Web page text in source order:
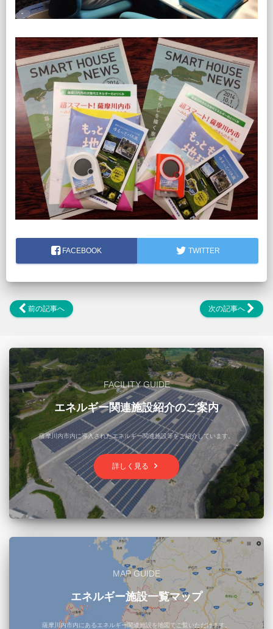
FACEBOOK TWITTER
前の記事へ 次の記事へ
FACILITY GUIDE
エネルギー関連施設紹介のご案内
薩摩川内市内に導入されたエネルギー関連施設等をご紹介しています。
詳しく見る keyboard_arrow_right
MAP GUIDE
エネルギー施設一覧マップ
薩摩川内市内にあるエネルギー関連施設を地図でご覧いただけます。